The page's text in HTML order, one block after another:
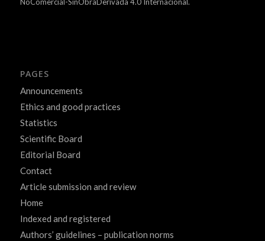
NoComercial-SinObraDerivada 4.0 Internacional.
PAGES
Announcements
Ethics and good practices
Statistics
Scientific Board
Editorial Board
Contact
Article submission and review
Home
Indexed and registered
Authors’ guidelines – publication norms